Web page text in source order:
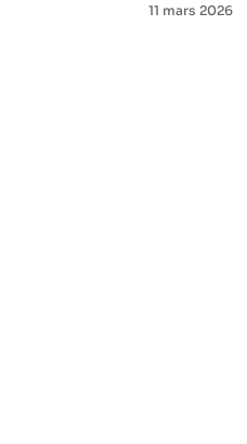
11 mars 2026